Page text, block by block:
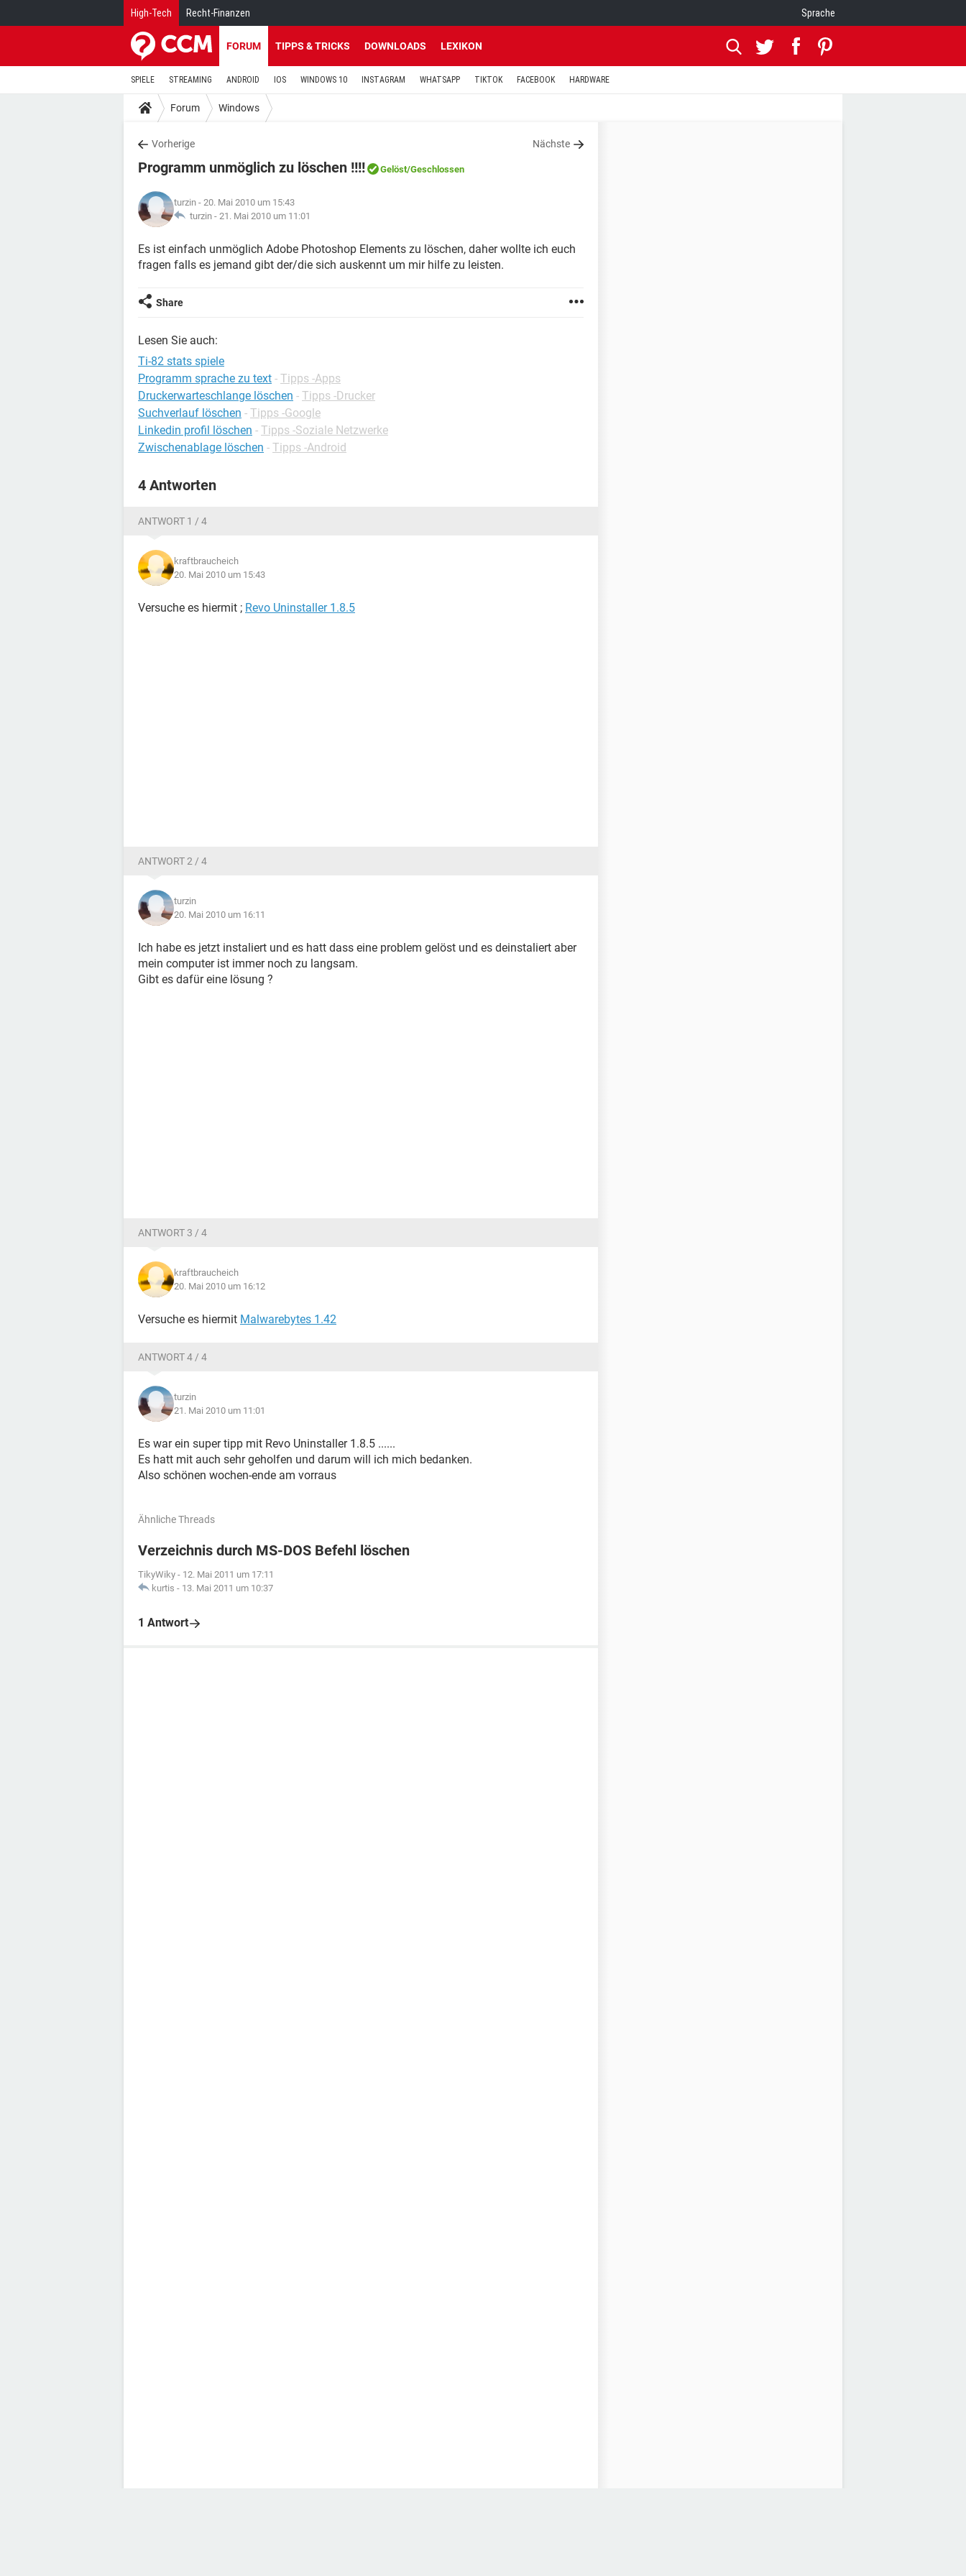
High-Tech Recht-Finanzen Sprache
FORUM TIPPS & TRICKS DOWNLOADS LEXIKON
SPIELE STREAMING ANDROID IOS WINDOWS 10 INSTAGRAM WHATSAPP TIKTOK FACEBOOK HARDWARE
Forum Windows
Vorherige Nächste
Programm unmöglich zu löschen !!!! Gelöst/Geschlossen
turzin - 20. Mai 2010 um 15:43
turzin - 21. Mai 2010 um 11:01
Es ist einfach unmöglich Adobe Photoshop Elements zu löschen, daher wollte ich euch
fragen falls es jemand gibt der/die sich auskennt um mir hilfe zu leisten.
Share
Lesen Sie auch:
Ti-82 stats spiele
Programm sprache zu text - Tipps -Apps
Druckerwarteschlange löschen - Tipps -Drucker
Suchverlauf löschen - Tipps -Google
Linkedin profil löschen - Tipps -Soziale Netzwerke
Zwischenablage löschen - Tipps -Android
4 Antworten
ANTWORT 1 / 4
kraftbraucheich
20. Mai 2010 um 15:43
Versuche es hiermit ; Revo Uninstaller 1.8.5
ANTWORT 2 / 4
turzin
20. Mai 2010 um 16:11
Ich habe es jetzt instaliert und es hatt dass eine problem gelöst und es deinstaliert aber
mein computer ist immer noch zu langsam.
Gibt es dafür eine lösung ?
ANTWORT 3 / 4
kraftbraucheich
20. Mai 2010 um 16:12
Versuche es hiermit Malwarebytes 1.42
ANTWORT 4 / 4
turzin
21. Mai 2010 um 11:01
Es war ein super tipp mit Revo Uninstaller 1.8.5 ......
Es hatt mit auch sehr geholfen und darum will ich mich bedanken.
Also schönen wochen-ende am vorraus
Ähnliche Threads
Verzeichnis durch MS-DOS Befehl löschen
TikyWiky - 12. Mai 2011 um 17:11
kurtis - 13. Mai 2011 um 10:37
1 Antwort